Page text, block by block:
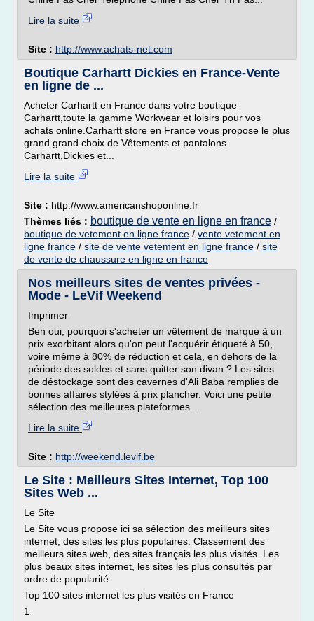
Lire la suite
Site : http://www.achats-net.com
Boutique Carhartt Dickies en France-Vente
en ligne de ...
Acheter Carhartt en France dans votre boutique
Carhartt,toute la gamme Workwear et loisirs pour vos
achats online.Carhartt store en France vous propose le plus
grand grand choix de Vêtements et pantalons
Carhartt,Dickies et...
Lire la suite
Site : http://www.americanshoponline.fr
Thèmes liés : boutique de vente en ligne en france /
boutique de vetement en ligne france / vente vetement en
ligne france / site de vente vetement en ligne france / site
de vente de chaussure en ligne en france
Nos meilleurs sites de ventes privées -
Mode - LeVif Weekend
Imprimer
Ben oui, pourquoi s'acheter un vêtement de marque à un
prix exorbitant alors qu'on peut l'acquérir étiqueté à 50,
voire même à 80% de réduction et cela, en dehors de la
période des soldes et sans quitter son divan ? Les sites
de déstockage sont des cavernes d'Ali Baba remplies de
bonnes affaires stylées à prix plancher. Voici une petite
sélection des meilleures plateformes....
Lire la suite
Site : http://weekend.levif.be
Le Site : Meilleurs Sites Internet, Top 100
Sites Web ...
Le Site
Le Site vous propose ici sa sélection des meilleurs sites
internet, des sites les plus populaires. Classement des
meilleurs sites web, des sites français les plus visités. Les
plus beaux sites internet, les sites les plus consultés par
ordre de popularité.
Top 100 sites internet les plus visités en France
1